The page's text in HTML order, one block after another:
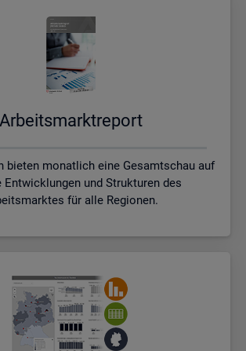
Ar­beits­markt­re­port
bieten monatlich eine Gesamtschau auf
Entwicklungen und Strukturen des
für alle Regionen.